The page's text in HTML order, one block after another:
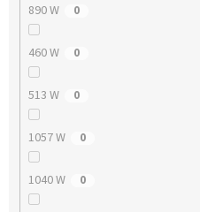
890 W 0
460 W 0
513 W 0
1057 W 0
1040 W 0